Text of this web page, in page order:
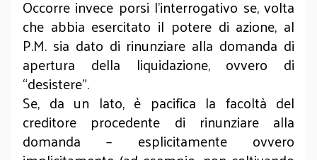
Occorre invece porsi l’interrogativo se, volta
che abbia esercitato il potere di azione, al
P.M. sia dato di rinunziare alla domanda di
apertura della liquidazione, ovvero di
“desistere”.
Se, da un lato, è pacifica la facoltà del
creditore procedente di rinunziare alla
domanda – esplicitamente ovvero